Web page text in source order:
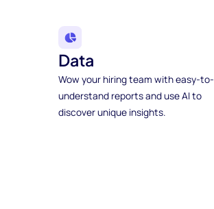
Data
Wow your hiring team with easy-to-
understand reports and use AI to
discover unique insights.